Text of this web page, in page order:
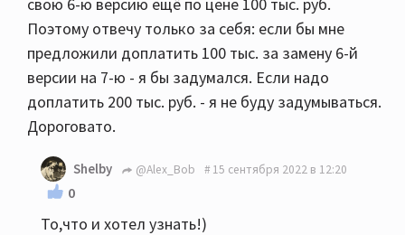
Поэтому отвечу только за себя: если бы мне
предложили доплатить 100 тыс. за замену 6-й
версии на 7-ю - я бы задумался. Если надо
доплатить 200 тыс. руб. - я не буду задумываться.
Дороговато.
Shelby @Alex_Bob 15 сентября 2022 в 12:20
0
То,что и хотел узнать!)